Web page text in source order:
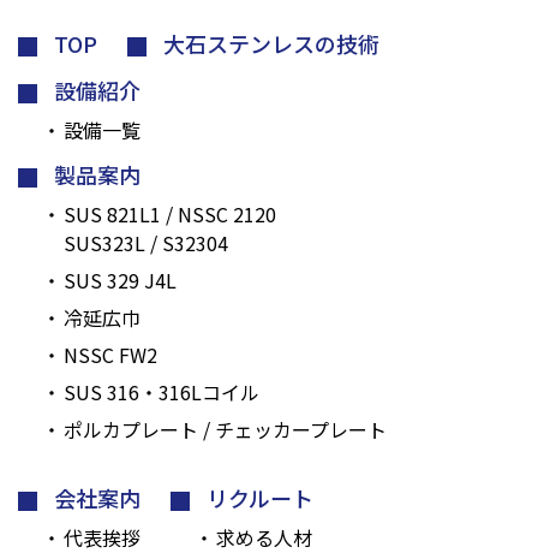
TOP
大石ステンレスの技術
設備紹介
設備一覧
製品案内
SUS 821L1 / NSSC 2120
SUS323L / S32304
SUS 329 J4L
冷延広巾
NSSC FW2
SUS 316・316Lコイル
ポルカプレート / チェッカープレート
会社案内
代表挨拶
リクルート
求める人材